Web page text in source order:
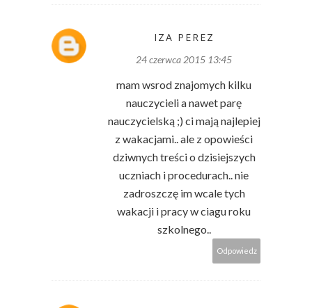
IZA PEREZ
24 czerwca 2015 13:45
mam wsrod znajomych kilku
nauczycieli a nawet parę
nauczycielską ;) ci mają najlepiej
z wakacjami.. ale z opowieści
dziwnych treści o dzisiejszych
uczniach i procedurach.. nie
zadroszczę im wcale tych
wakacji i pracy w ciagu roku
szkolnego..
Odpowiedz